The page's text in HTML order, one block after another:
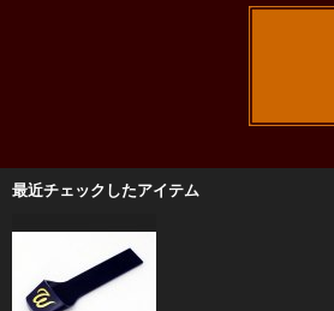
最近チェックしたアイテム